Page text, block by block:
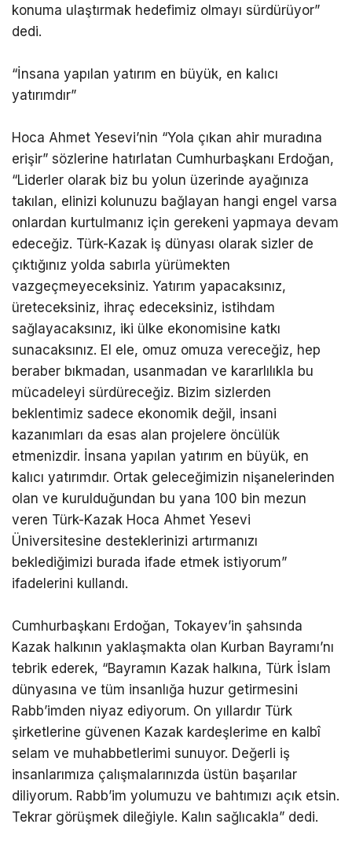
konuma ulaştırmak hedefimiz olmayı sürdürüyor”
dedi.
“İnsana yapılan yatırım en büyük, en kalıcı
yatırımdır”
Hoca Ahmet Yesevi’nin “Yola çıkan ahir muradına
erişir” sözlerine hatırlatan Cumhurbaşkanı Erdoğan,
“Liderler olarak biz bu yolun üzerinde ayağınıza
takılan, elinizi kolunuzu bağlayan hangi engel varsa
onlardan kurtulmanız için gerekeni yapmaya devam
edeceğiz. Türk-Kazak iş dünyası olarak sizler de
çıktığınız yolda sabırla yürümekten
vazgeçmeyeceksiniz. Yatırım yapacaksınız,
üreteceksiniz, ihraç edeceksiniz, istihdam
sağlayacaksınız, iki ülke ekonomisine katkı
sunacaksınız. El ele, omuz omuza vereceğiz, hep
beraber bıkmadan, usanmadan ve kararlılıkla bu
mücadeleyi sürdüreceğiz. Bizim sizlerden
beklentimiz sadece ekonomik değil, insani
kazanımları da esas alan projelere öncülük
etmenizdir. İnsana yapılan yatırım en büyük, en
kalıcı yatırımdır. Ortak geleceğimizin nişanelerinden
olan ve kurulduğundan bu yana 100 bin mezun
veren Türk-Kazak Hoca Ahmet Yesevi
Üniversitesine desteklerinizi artırmanızı
beklediğimizi burada ifade etmek istiyorum”
ifadelerini kullandı.
Cumhurbaşkanı Erdoğan, Tokayev’in şahsında
Kazak halkının yaklaşmakta olan Kurban Bayramı’nı
tebrik ederek, “Bayramın Kazak halkına, Türk İslam
dünyasına ve tüm insanlığa huzur getirmesini
Rabb’imden niyaz ediyorum. On yıllardır Türk
şirketlerine güvenen Kazak kardeşlerime en kalbî
selam ve muhabbetlerimi sunuyor. Değerli iş
insanlarımıza çalışmalarınızda üstün başarılar
diliyorum. Rabb’im yolumuzu ve bahtımızı açık etsin.
Tekrar görüşmek dileğiyle. Kalın sağlıcakla” dedi.